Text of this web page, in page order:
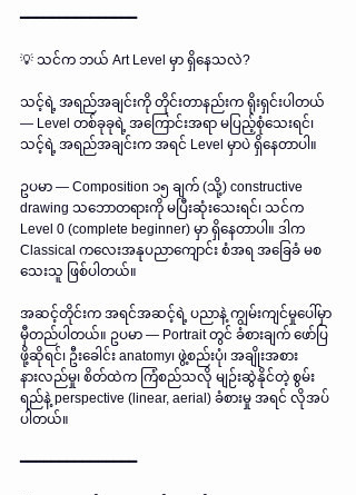
━━━━━━━━━━━━━━━
💡 သင်က ဘယ် Art Level မှာ ရှိနေသလဲ?
သင့်ရဲ့ အရည်အချင်းကို တိုင်းတာနည်းက ရိုးရှင်းပါတယ်
— Level တစ်ခုခုရဲ့ အကြောင်းအရာ မပြည့်စုံသေးရင်၊
သင့်ရဲ့ အရည်အချင်းက အရင် Level မှာပဲ ရှိနေတာပါ။
ဥပမာ — Composition ၁၅ ချက် (သို့) constructive
drawing သဘောတရားကို မပြီးဆုံးသေးရင်၊ သင်က
Level 0 (complete beginner) မှာ ရှိနေတာပါ။ ဒါက
Classical ကလေးအနုပညာကျောင်း စံအရ အခြေခံ မစ
သေးသူ ဖြစ်ပါတယ်။
အဆင့်တိုင်းက အရင်အဆင့်ရဲ့ ပညာနဲ့ ကျွမ်းကျင်မှုပေါ်မှာ
မှီတည်ပါတယ်။ ဥပမာ — Portrait တွင် ခံစားချက် ဖော်ပြ
ဖို့ဆိုရင်၊ ဦးခေါင်း anatomy၊ ဖွဲ့စည်းပုံ၊ အချိုးအစား
နားလည်မှု၊ စိတ်ထဲက ကြံစည်သလို မျဉ်းဆွဲနိုင်တဲ့ စွမ်း
ရည်နဲ့ perspective (linear, aerial) ခံစားမှု အရင် လိုအပ်
ပါတယ်။
━━━━━━━━━━━━━━━